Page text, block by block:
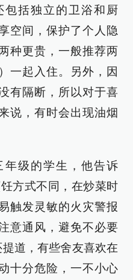
括独立的卫浴和厨
空间，保护了个人隐
种更贵，一般推荐两
一起入住。另外，因
有隔断，所以对于喜
说，有时会出现油烟
年级的学生，他告诉
方式不同，在炒菜时
触发灵敏的火灾警报
意通风，避免不必要
道，有些舍友喜欢在
十分危险，一不小心